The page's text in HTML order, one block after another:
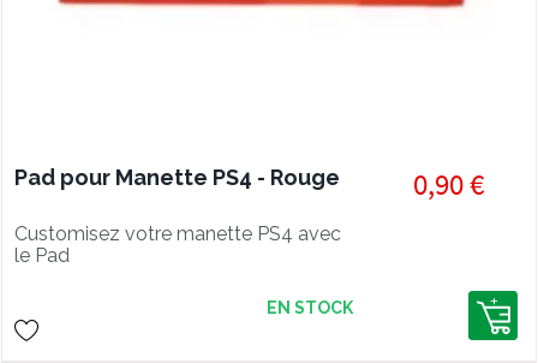
Pad pour Manette PS4 - Rouge
Customisez votre manette PS4 avec
le Pad
0,90 €
EN STOCK